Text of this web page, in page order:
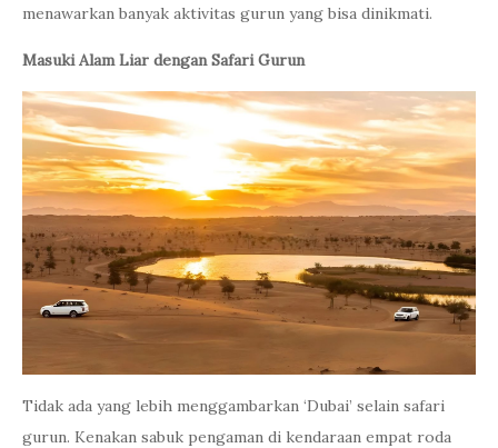
menawarkan banyak aktivitas gurun yang bisa dinikmati.
Masuki Alam Liar dengan Safari Gurun
Tidak ada yang lebih menggambarkan ‘Dubai’ selain safari
gurun. Kenakan sabuk pengaman di kendaraan empat roda